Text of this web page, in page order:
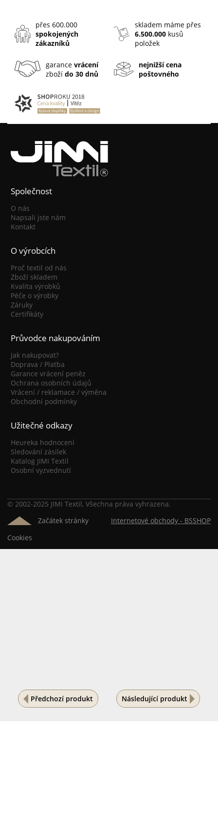
Předchozí produkt Následující produkt
přes 600.000
spokojených
zákazníků
skladem máme přes
6.500.000 kusů
položek
garancevrácení
zbožído 30 dnů
nejnižší cena
poštovného
Společnost
O nás
Napsali jste nám
Kontakt
O výrobcích
Proč textil od nás
Zboží skladem
Kvalita výrobků
Péče o výrobky
Záruky
Certifikáty
Průvodce nakupováním
Jak nakupovat?
Doprava / Platba
Garance vrácení peněz
Ochrana osobních údajů
Vrácení / reklamace / výměna
Obchodní podmínky
Užitečné odkazy
Heureka hodnocení
Sledování zásilek
Katalog JIMI Textil
Osobní vyzvednutí
© 2002-2025 JIMI Textil, Všechna práva vyhrazena.
Začátek stránky
Internetové obchody - BSSHOP
Cookies